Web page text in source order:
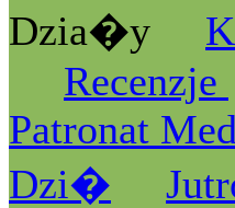
Dzia�y
Recenzje
Patronat
Dzi�